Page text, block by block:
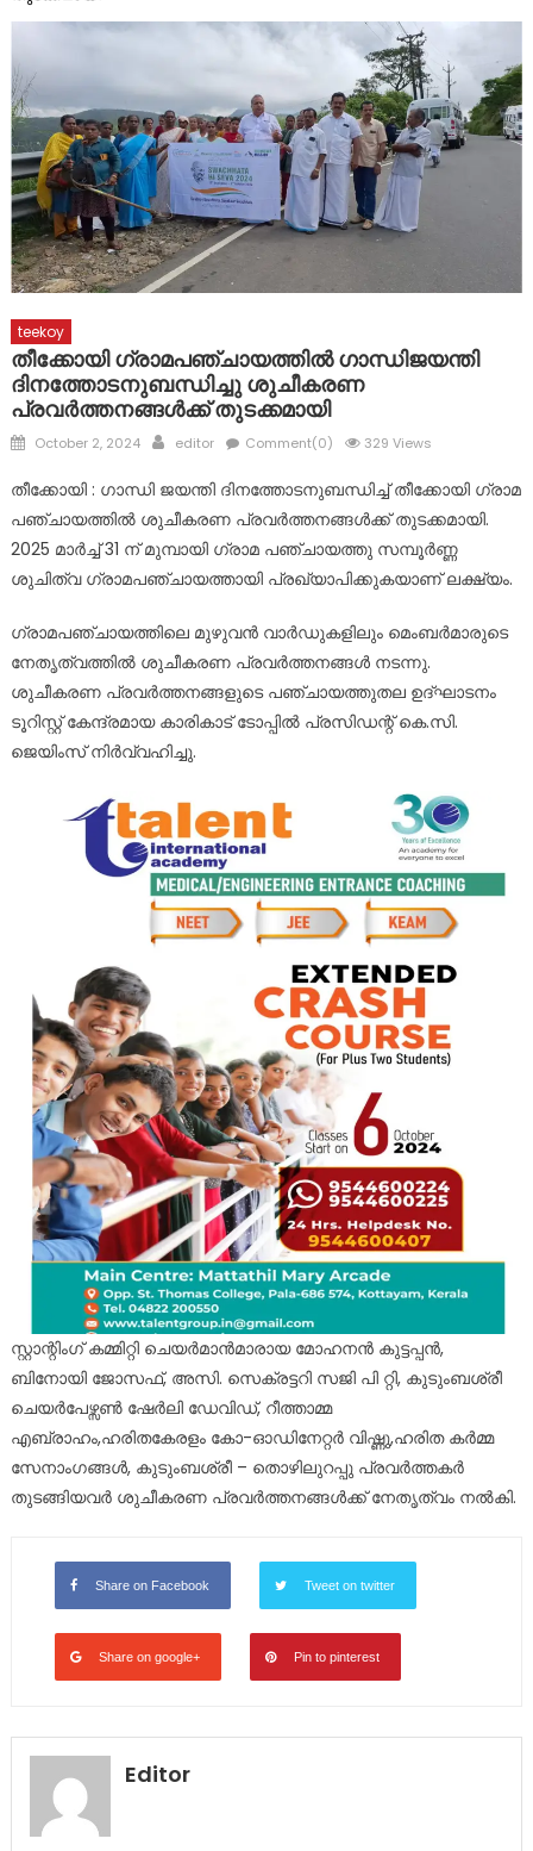
പുതുപ്പള്ളി സ്വദേശി ആനന്ദ് സി.രമേശിന് എയര്‍ഫ്രയര്‍
സമ്മാനം
പാലായും പ്രളയവും: വാർഷിക ദുരിതാശ്വാസത്തിൽ നിന്ന്
ശാശ്വതമായ മുന്നൊരുക്കത്തിലേക്ക് മാറണം: ദിയ ബിനു
പുളിക്കകണ്ടം (മുൻ നഗരസഭാധ്യക്ഷ,പാലാ)
സ്വാതന്ത്ര്യ ദിനാഘോഷം; യോഗം ചേർന്നു
teekoy
തീക്കോയി ഗ്രാമപഞ്ചായത്തിൽ ഗാന്ധിജയന്തി
ദിനത്തോടനുബന്ധിച്ചു ശുചീകരണ
പ്രവർത്തനങ്ങൾക്ക് തുടക്കമായി
Posted
October 2, 2024 Author
editor Comment(0) 329 Views
തീക്കോയി : ഗാന്ധി ജയന്തി ദിനത്തോടനുബന്ധിച്ച് തീക്കോയി ഗ്രാമ
പഞ്ചായത്തിൽ ശുചീകരണ പ്രവർത്തനങ്ങൾക്ക് തുടക്കമായി.
2025 മാർച്ച് 31 ന് മുമ്പായി ഗ്രാമ പഞ്ചായത്തു സമ്പൂർണ്ണ
ശുചിത്വ ഗ്രാമപഞ്ചായത്തായി പ്രഖ്യാപിക്കുകയാണ് ലക്ഷ്യം.
ഗ്രാമപഞ്ചായത്തിലെ മുഴുവൻ വാർഡുകളിലും മെംബർമാരുടെ
നേതൃത്വത്തിൽ ശുചീകരണ പ്രവർത്തനങ്ങൾ നടന്നു.
ശുചീകരണ പ്രവർത്തനങ്ങളുടെ പഞ്ചായത്തുതല ഉദ്ഘാടനം
ടൂറിസ്റ്റ് കേന്ദ്രമായ കാരികാട് ടോപ്പിൽ പ്രസിഡന്റ് കെ.സി.
ജെയിംസ് നിർവ്വഹിച്ചു.
സ്റ്റാന്റിംഗ് കമ്മിറ്റി ചെയർമാൻമാരായ മോഹനൻ കുട്ടപ്പൻ,
ബിനോയി ജോസഫ്, അസി. സെക്രട്ടറി സജി പി റ്റി, കുടുംബശ്രീ
ചെയർപേഴ്സൺ ഷേർലി ഡേവിഡ്, റീത്താമ്മ
എബ്രാഹം,ഹരിതകേരളം കോ-ഓഡിനേറ്റർ വിഷ്ണു,ഹരിത കർമ്മ
സേനാംഗങ്ങൾ, കുടുംബശ്രീ – തൊഴിലുറപ്പു പ്രവർത്തകർ
തുടങ്ങിയവർ ശുചീകരണ പ്രവർത്തനങ്ങൾക്ക് നേതൃത്വം നൽകി.
Share on Facebook Tweet on twitter
Share on google+ Pin to pinterest
Editor